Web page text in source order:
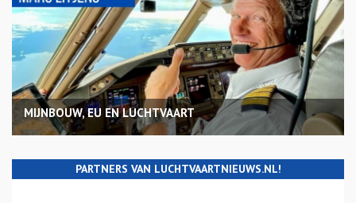
MIJNBOUW, EU EN LUCHTVAART
PARTNERS VAN LUCHTVAARTNIEUWS.NL!